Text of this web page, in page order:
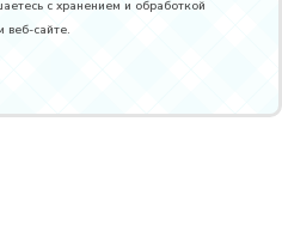
с хранением и обработкой
веб-сайте.